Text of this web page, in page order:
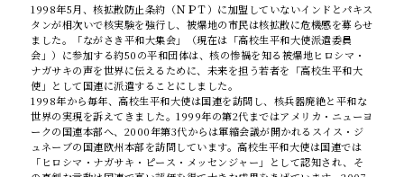
1998年5月、核拡散防止条約（ＮＰＴ）に加盟していないインドとパキス
タンが相次いで核実験を強行し、被爆地の市民は核拡散に危機感を募らせ
ました。「ながさき平和大集会」（現在は「高校生平和大使派遣委員
会」）に参加する約50の平和団体は、核の惨禍を知る被爆地ヒロシマ・
ナガサキの声を世界に伝えるために、未来を担う若者を「高校生平和大
使」として国連に派遣することにしました。
1998年から毎年、高校生平和大使は国連を訪問し、核兵器廃絶と平和な
世界の実現を訴えてきました。1999年の第2代まではアメリカ・ニューヨ
ークの国連本部へ、2000年第3代からは軍縮会議が開かれるスイス・ジ
ュネーブの国連欧州本部を訪問しています。高校生平和大使は国連では
「ヒロシマ・ナガサキ・ピース・メッセンジャー」として認知され、そ